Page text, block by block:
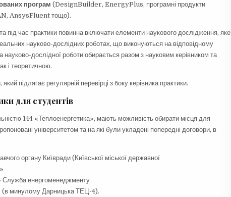
програм (DesignBuilder, EnergyPlus, програмні продукти
AnsysFluent тощо).
під час практики повинна включати елементи наукового дослідження, яке
науково-дослідних роботах, що виконуються на відповідному
науково-дослідної роботи обирається разом з науковим керівником та
і теоретичною.
підлягає регулярній перевірці з боку керівника практики.
для студентів
144 «Теплоенергетика», мають можливість обирати місця для
університетом та на які були укладені попередні договори, в
органу Київради (Київської міської державної
Служба енергоменеджменту
минулому Дарницька ТЕЦ-4).